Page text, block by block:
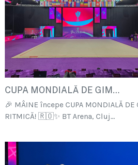
CUPA MONDIALĂ DE GIM...
🎉 MÂINE începe CUPA MONDIALĂ DE
RITMICĂ! 🇷🇴✨ BT Arena, Cluj...